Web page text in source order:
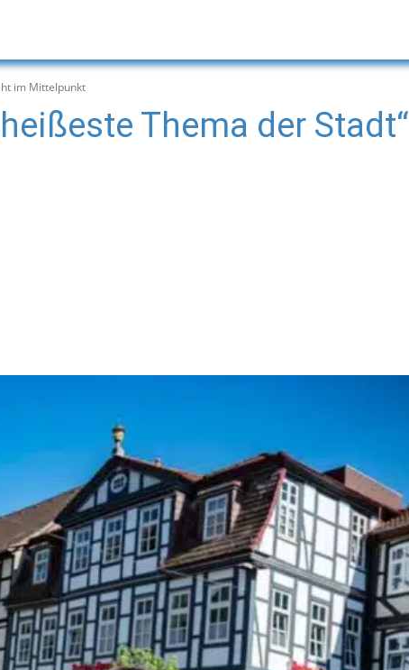
im Mittelpunkt
Thema der Stadt“